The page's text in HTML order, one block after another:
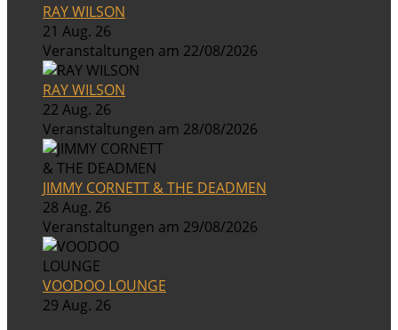
RAY WILSON
21 Aug. 26
Veranstaltungen am 22/08/2026
RAY WILSON
22 Aug. 26
Veranstaltungen am 28/08/2026
JIMMY CORNETT & THE DEADMEN
28 Aug. 26
Veranstaltungen am 29/08/2026
VOODOO LOUNGE
29 Aug. 26